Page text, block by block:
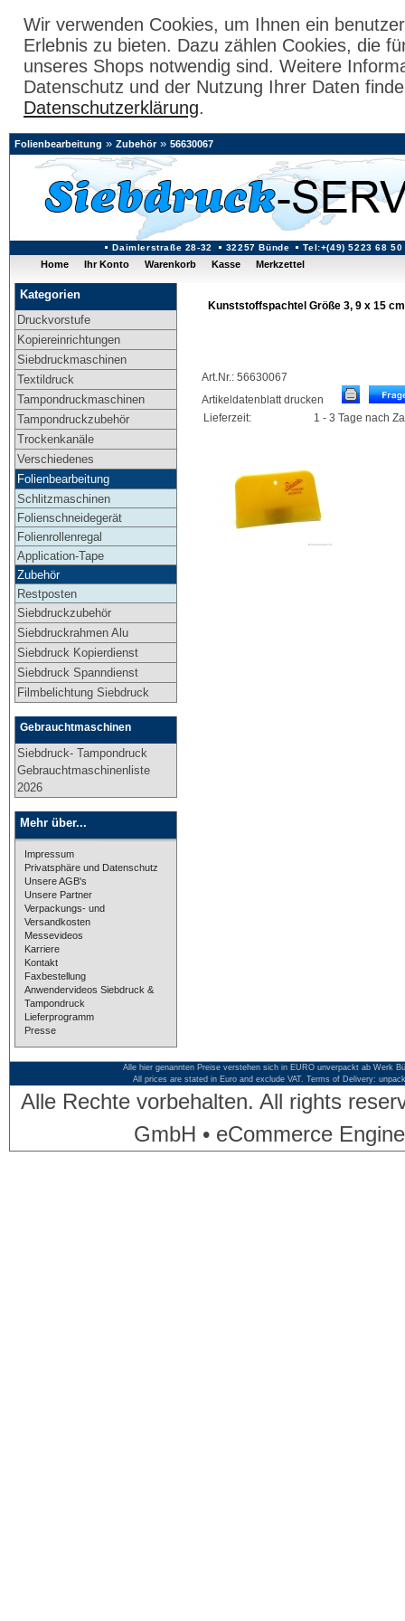
Wir verwenden Cookies, um Ihnen ein
Erlebnis zu bieten. Dazu zählen Cookies, die
unseres Shops notwendig sind. Weitere
Datenschutz und der Nutzung Ihrer Daten
Datenschutzerklärung.
Daimlerstraße 28-32 32257 Bünde Tel:+(49) 5223 68 50
Folienbearbeitung » Zubehör» 56630067
Home Ihr Konto Warenkorb Kasse Merkzettel
Kategorien
Druckvorstufe
Kopiereinrichtungen
Siebdruckmaschinen
Textildruck
Tampondruckmaschinen
Tampondruckzubehör
Trockenkanäle
Verschiedenes
Folienbearbeitung
Schlitzmaschinen
Folienschneidegerät
Folienrollenregal
Application-Tape
Zubehör
Restposten
Siebdruckzubehör
Siebdruckrahmen Alu
Siebdruck Kopierdienst
Siebdruck Spanndienst
Filmbelichtung Siebdruck
Gebrauchtmaschinen
Siebdruck- Tampondruck
Gebrauchtmaschinenliste
2026
Mehr über...
Impressum
Privatsphäre und Datenschutz
Unsere AGB's
Unsere Partner
Verpackungs- und
Versandkosten
Messevideos
Karriere
Kontakt
Faxbestellung
Anwendervideos Siebdruck &
Tampondruck
Lieferprogramm
Presse
Kunststoffspachtel Größe 3, 9 x 15 cm
Art.Nr.: 56630067
Artikeldatenblatt drucken
Lieferzeit:
1 - 3 Tage nach
Alle hier genannten Preise verstehen sich in EURO unverpackt ab Werk
All prices are stated in Euro and exclude VAT. Terms of Delivery:
Alle Rechte vorbehalten. All rights
GmbH • eCommerce